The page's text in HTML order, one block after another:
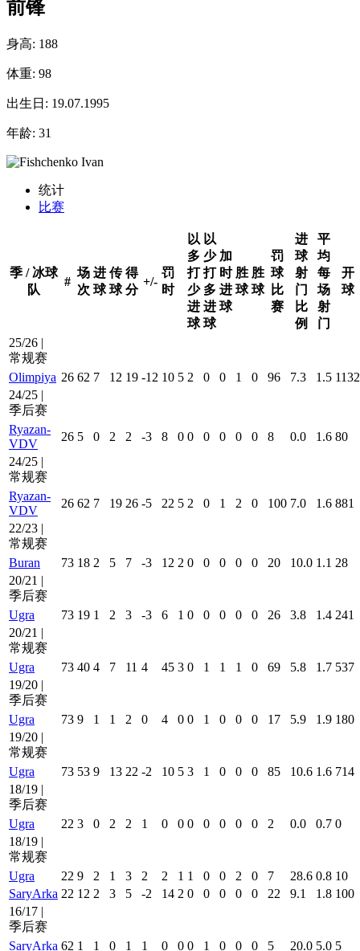
前锋
身高: 188
体重: 98
出生日: 19.07.1995
年龄: 31
统计
比赛
季 / 冰球
队
#
场
次
进
球
传
球
得
分
+/-
罚
时
以
多
打
少
进
球
以
少
打
多
进
球
加
时
进
球
胜
球
胜
球
罚
球
比
赛
进
球
射
门
比
例
平
均
每
场
射
门
开
球
25/26 |
常规赛
Olimpiya 26 62 7 12 19 -12 10 5 2 0 0 1 0 96 7.3 1.5 1132
24/25 |
季后赛
Ryazan-
VDV
26 5 0 2 2 -3 8 0 0 0 0 0 0 8 0.0 1.6 80
24/25 |
常规赛
Ryazan-
VDV
26 62 7 19 26 -5 22 5 2 0 1 2 0 100 7.0 1.6 881
22/23 |
常规赛
Buran
73 18 2 5 7 -3 12 2 0 0 0 0 0 20 10.0 1.1 28
20/21 |
季后赛
Ugra
73 19 1 2 3 -3 6 1 0 0 0 0 0 26 3.8 1.4 241
20/21 |
常规赛
Ugra
73 40 4 7 11 4 45 3 0 1 1 1 0 69 5.8 1.7 537
19/20 |
季后赛
Ugra
73 9 1 1 2 0 4 0 0 1 0 0 0 17 5.9 1.9 180
19/20 |
常规赛
Ugra
73 53 9 13 22 -2 10 5 3 1 0 0 0 85 10.6 1.6 714
18/19 |
季后赛
Ugra
22 3 0 2 2 1 0 0 0 0 0 0 0 2 0.0 0.7 0
18/19 |
常规赛
Ugra
22 9 2 1 3 2 2 1 1 0 0 2 0 7 28.6 0.8 10
SaryArka 22 12 2 3 5 -2 14 2 0 0 0 0 0 22 9.1 1.8 100
16/17 |
季后赛
SaryArka 62 1 1 0 1 1 0 0 0 1 0 0 0 5 20.0 5.0 5